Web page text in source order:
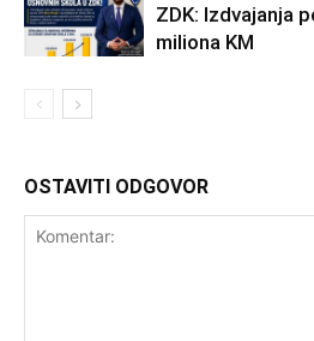
ZDK: Izdvajanja
miliona KM
OSTAVITI ODGOVOR